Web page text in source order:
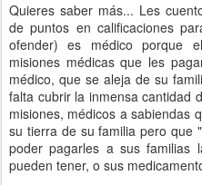
Quieres saber más... Les
de puntos en calificaciones
ofender) es médico porque
misiones médicas que les
médico, que se aleja de su
falta cubrir la inmensa cantidad
misiones, médicos a sabiendas
su tierra de su familia pero que
poder pagarles a sus familias
pueden tener, o sus